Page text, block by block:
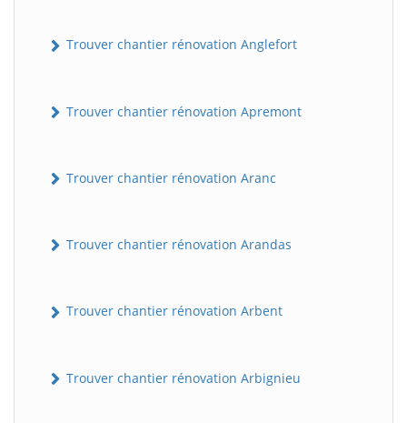
Trouver chantier rénovation Anglefort
Trouver chantier rénovation Apremont
Trouver chantier rénovation Aranc
Trouver chantier rénovation Arandas
Trouver chantier rénovation Arbent
Trouver chantier rénovation Arbignieu